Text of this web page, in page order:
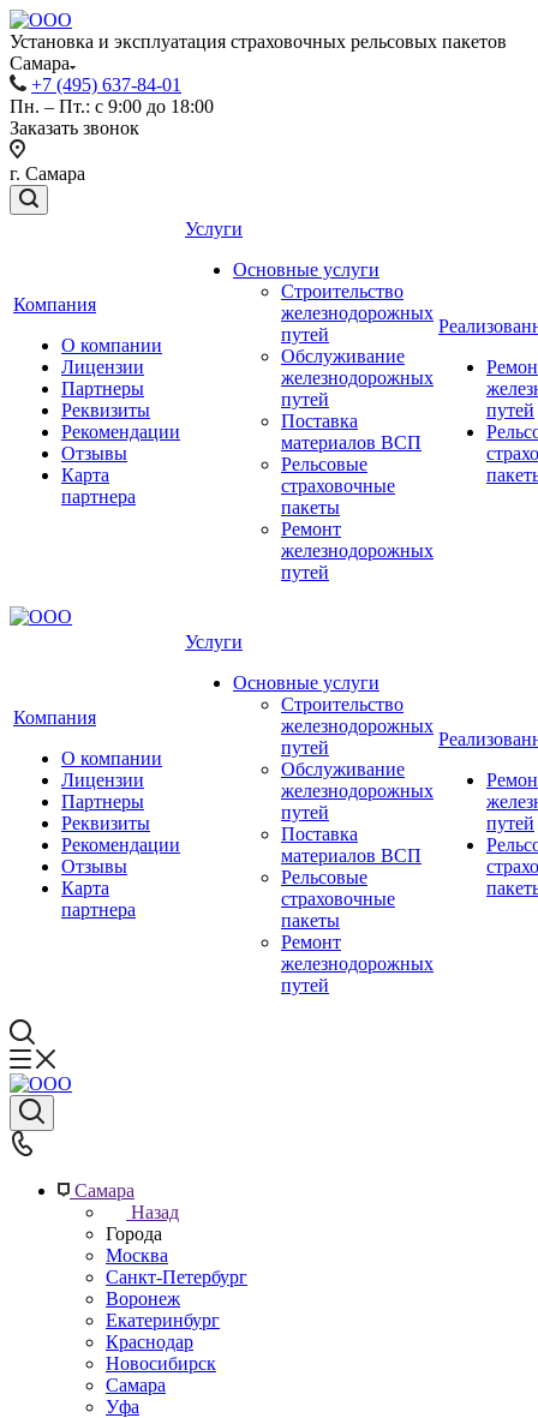
Установка и эксплуатация страховочных рельсовых пакетов
Самара
+7 (495) 637-84-01
Пн. – Пт.: с 9:00 до 18:00
Заказать звонок
г. Самара
Компания
О компании
Лицензии
Партнеры
Реквизиты
Рекомендации
Отзывы
Карта
партнера
Услуги
Основные услуги
Строительство
железнодорожных
путей
Обслуживание
железнодорожных
путей
Поставка
материалов ВСП
Рельсовые
страховочные
пакеты
Ремонт
железнодорожных
путей
путей
Компания
О компании
Лицензии
Партнеры
Реквизиты
Рекомендации
Отзывы
Карта
партнера
Услуги
Основные услуги
Строительство
железнодорожных
путей
Обслуживание
железнодорожных
путей
Поставка
материалов ВСП
Рельсовые
страховочные
пакеты
Ремонт
железнодорожных
путей
путей
Самара
Назад
Города
Москва
Санкт-Петербург
Воронеж
Екатеринбург
Краснодар
Новосибирск
Самара
Уфа